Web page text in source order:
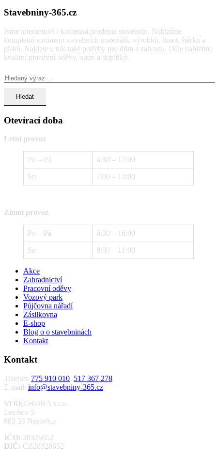
Stavebniny-365.cz
Jsme internetová i kamenná prodejna stavebnin. Nabízíme
kompletní sortiment stavebních materiálů, výrobků, hmot, štěrků a
písků. Najdete u nás také potřeby pro dům a zahradu. Dále nabízíme
kvalitní pracovní oděvy, obuv a doplňky.
Otevírací doba
Letní provoz
Po – Pá 6:30 – 17:00
So 7:00 – 12:00
Zimní provoz
Po – Pá 6:30 – 16:00
So 8:00 – 11:00
Akce
Zahradnictví
Pracovní oděvy
Vozový park
Půjčovna nářadí
Zásilkovna
E-shop
Blog o o stavebninách
Kontakt
Kontakt
Telefon: 775 910 010, 517 367 278
E-mail: info@stavebniny-365.cz
STŘECHONA s.r.o.
Letošov 5
683 33 Nesovice
IČO: 28326652
DIČ: CZ28326652